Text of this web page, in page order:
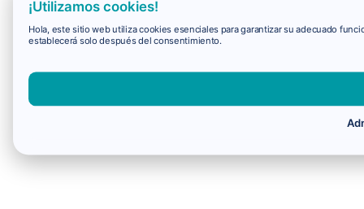
¡Utilizamos cookies!
Hola, este sitio web utiliza cookies esenciales para garantizar su adecuado
establecerá solo después del consentimiento.